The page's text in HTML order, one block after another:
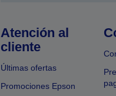
Atención al
cliente
Últimas ofertas
Promociones Epson